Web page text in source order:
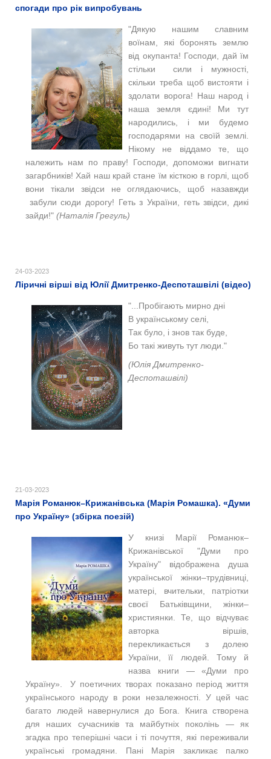
спогади про рік випробувань
"Дякую нашим славним
воїнам, які боронять землю
від окупанта! Господи, дай їм
стільки сили і мужності,
скільки треба щоб вистояти і
здолати ворога! Наш народ і
наша земля єдині! Ми тут
народились, і ми будемо
господарями на своїй землі.
Нікому не віддамо те, що
належить нам по праву! Господи, допоможи вигнати
загарбників! Хай наш край стане їм кісткою в горлі, щоб
вони тікали звідси не оглядаючись, щоб назавжди
забули сюди дорогу! Геть з України, геть звідси, дикі
зайди!" (Наталія Грегуль)
24-03-2023
Ліричні вірші від Юлії Дмитренко-Деспоташвілі (відео)
"...Пробігають мирно дні
В українському селі,
Так було, і знов так буде,
Бо такі живуть тут люди."
(Юлія Дмитренко-
Деспоташвілі)
21-03-2023
Марія Романюк–Крижанівська (Марія Ромашка). «Думи
про Україну» (збірка поезій)
У книзі Марії Романюк–
Крижанівської "Думи про
Україну" відображена душа
української жінки–трудівниці,
матері, вчительки, патріотки
своєї Батьківщини, жінки–
християнки. Те, що відчуває
авторка віршів,
перекликається з долею
України, її людей. Тому й
назва книги — «Думи про
Україну». У поетичних творах показано період життя
українського народу в роки незалежності. У цей час
багато людей навернулися до Бога. Книга створена
для наших сучасників та майбутніх поколінь — як
згадка про теперішні часи і ті почуття, які переживали
українські громадяни. Пані Марія закликає палко